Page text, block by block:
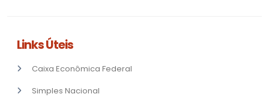
Links Úteis
Caixa Econômica Federal
Simples Nacional